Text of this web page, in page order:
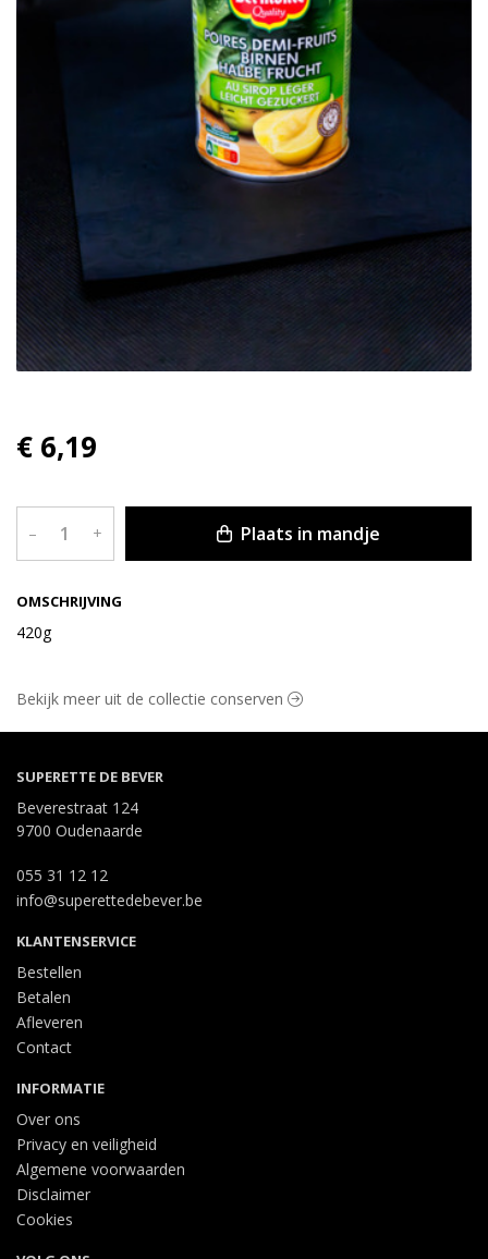
OMSCHRIJVING
420g
€ 6,19
– + Plaats in mandje
Bekijk meer uit de collectie conserven
SUPERETTE DE BEVER
Beverestraat 124
9700 Oudenaarde
055 31 12 12
info@superettedebever.be
KLANTENSERVICE
Bestellen
Betalen
Afleveren
Contact
INFORMATIE
Over ons
Privacy en veiligheid
Algemene voorwaarden
Disclaimer
Cookies